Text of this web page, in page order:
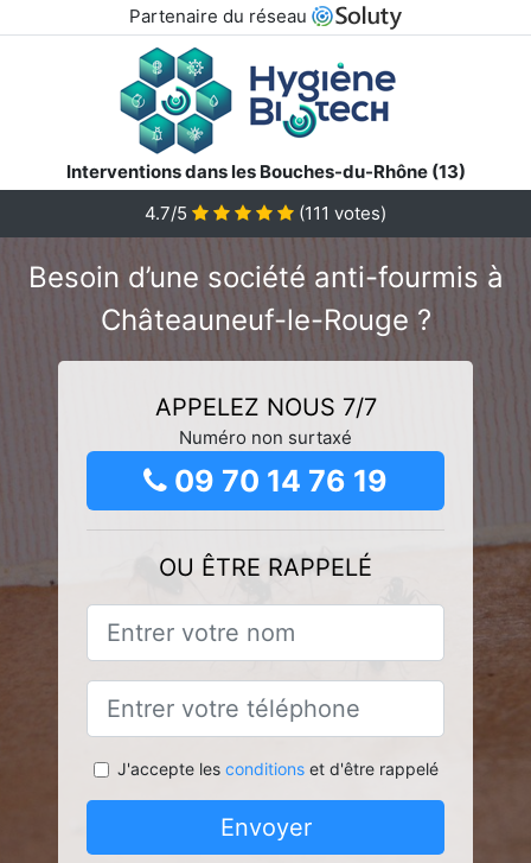
Partenaire du réseau
Interventions dans les Bouches-du-Rhône (13)
4.7/5
(111 votes)
Besoin d’une société anti-fourmis à
Châteauneuf-le-Rouge ?
APPELEZ NOUS 7/7
Numéro non surtaxé
09 70 14 76 19
OU ÊTRE RAPPELÉ
J'accepte les conditionset d'être rappelé
Envoyer